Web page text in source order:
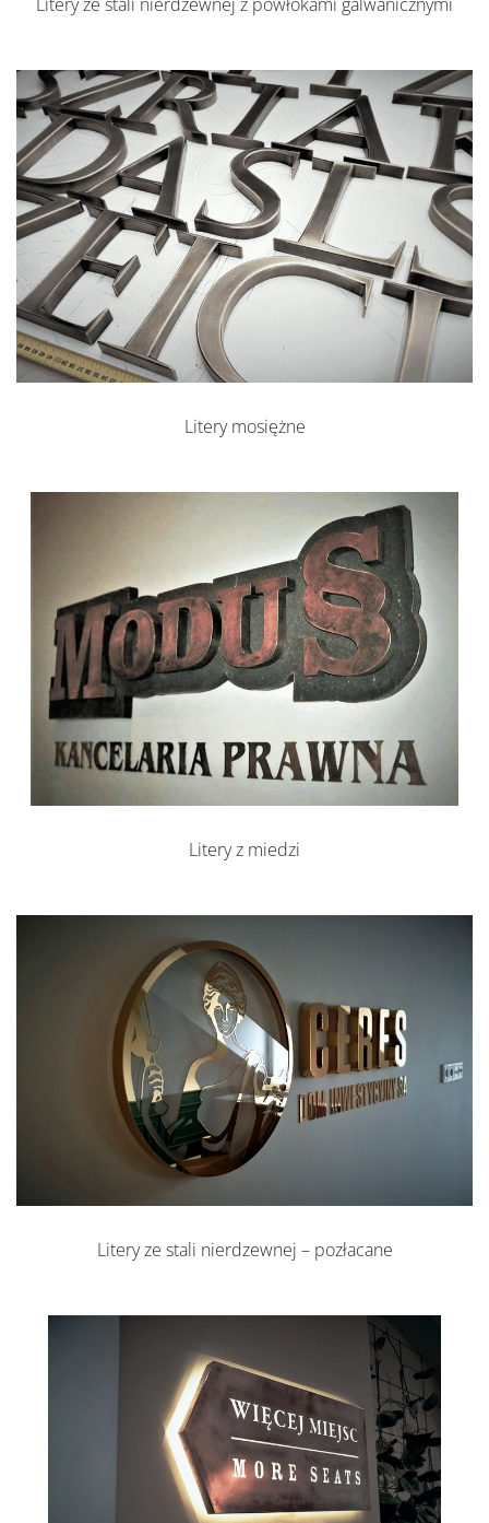
Litery mosiężne
Litery z miedzi
Litery ze stali nierdzewnej – pozłacane